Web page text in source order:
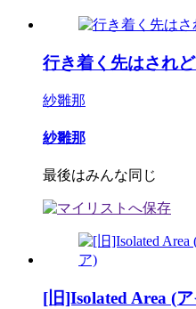
行き着く先はされ
紗雛那
紗雛那
最後はみんな同じ
[旧]Isolated Area (